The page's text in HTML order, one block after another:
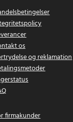
os
og reklamation
firmakunder